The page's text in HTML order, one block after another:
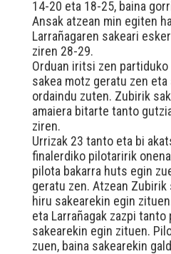
14-20 eta 18-25, baina
Ansak atzean min egiten
Larrañagaren sakeari
ziren 28-29.
Orduan iritsi zen partiduko
sakea motz geratu zen
ordaindu zuten. Zubirik
amaiera bitarte tanto
ziren.
Urrizak 23 tanto eta bi
finalerdiko pilotaririk
pilota bakarra huts egin
geratu zen. Atzean
hiru sakearekin egin
eta Larrañagak zazpi
sakearekin egin zituen.
zuen, baina sakearekin